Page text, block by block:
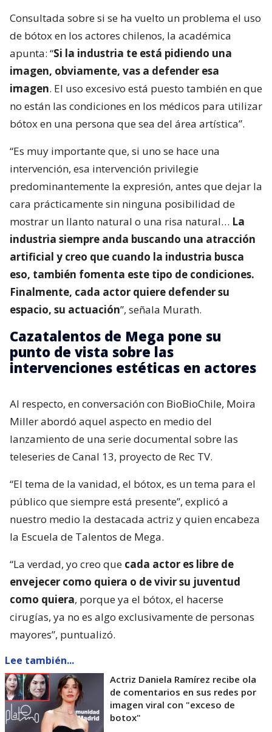
Consultada sobre si se ha vuelto un problema el uso
de bótox en los actores chilenos, la académica
apunta: “Si la industria te está pidiendo una
imagen, obviamente, vas a defender esa
imagen. El uso excesivo está puesto también en que
no están las condiciones en los médicos para utilizar
bótox en una persona que sea del área artística”.
“Es muy importante que, si uno se hace una
intervención, esa intervención privilegie
predominantemente la expresión, antes que dejar la
cara prácticamente sin ninguna posibilidad de
mostrar un llanto natural o una risa natural… La
industria siempre anda buscando una atracción
artificial y creo que cuando la industria busca
eso, también fomenta este tipo de condiciones.
Finalmente, cada actor quiere defender su
espacio, su actuación”, señala Murath.
Cazatalentos de Mega pone su
punto de vista sobre las
intervenciones estéticas en actores
Al respecto, en conversación con BioBioChile, Moira
Miller abordó aquel aspecto en medio del
lanzamiento de una serie documental sobre las
teleseries de Canal 13, proyecto de Rec TV.
“El tema de la vanidad, el bótox, es un tema para el
público que siempre está presente”, explicó a
nuestro medio la destacada actriz y quien encabeza
la Escuela de Talentos de Mega.
“La verdad, yo creo que cada actor es libre de
envejecer como quiera o de vivir su juventud
como quiera, porque ya el bótox, el hacerse
cirugías, ya no es algo exclusivamente de personas
mayores”, puntualizó.
Lee también...
Actriz Daniela Ramírez recibe ola
de comentarios en sus redes por
imagen viral con "exceso de
botox"